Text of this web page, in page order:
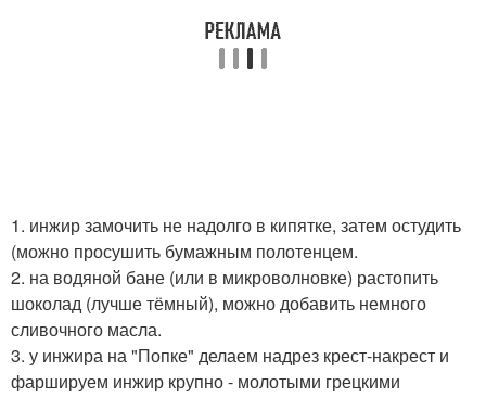
1. инжир замочить не надолго в кипятке, затем остудить
(можно просушить бумажным полотенцем.
2. на водяной бане (или в микроволновке) растопить
шоколад (лучше тёмный), можно добавить немного
сливочного масла.
3. у инжира на "Попке" делаем надрез крест-накрест и
фаршируем инжир крупно - молотыми грецкими